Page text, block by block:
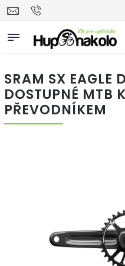
SRAM SX EAGLE
DOSTUPNÉ MTB
PŘEVODNÍKEM